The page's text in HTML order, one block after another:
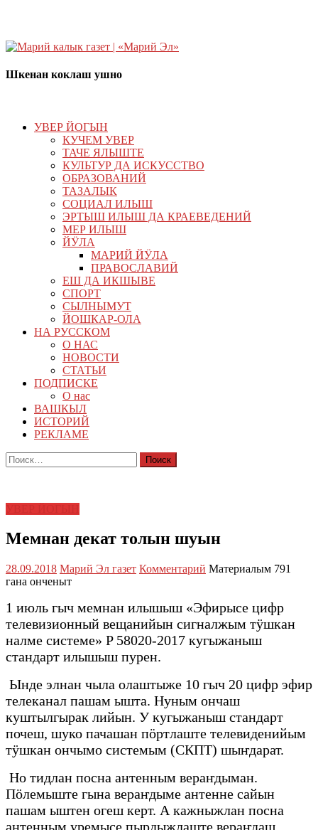
Шкенан коклаш ушно
УВЕР ЙОГЫН
КУЧЕМ УВЕР
ТАЧЕ ЯЛЫШТЕ
КУЛЬТУР ДА ИСКУССТВО
ОБРАЗОВАНИЙ
ТАЗАЛЫК
СОЦИАЛ ИЛЫШ
ЭРТЫШ ИЛЫШ ДА КРАЕВЕДЕНИЙ
МЕР ИЛЫШ
ЙӰЛА
МАРИЙ ЙӰЛА
ПРАВОСЛАВИЙ
ЕШ ДА ИКШЫВЕ
СПОРТ
СЫЛНЫМУТ
ЙОШКАР-ОЛА
НА РУССКОМ
О НАС
НОВОСТИ
СТАТЬИ
ПОДПИСКЕ
О нас
ВАШКЫЛ
ИСТОРИЙ
РЕКЛАМЕ
Найти:
Мемнан декат толын шуын
28.09.2018 Марий Эл газет Комментарий Материалым 791
гана онченыт
1 июль гыч мемнан илышыш «Эфирысе цифр
телевизионный вещанийын сигналжым тӱшкан
налме системе» P 58020-2017 кугыжаныш
стандарт илышыш пурен.
Ынде элнан чыла олаштыже 10 гыч 20 цифр эфир
телеканал пашам ышта. Нуным ончаш
куштылгырак лийын. У кугыжаныш стандарт
почеш, шуко пачашан пӧртлаште телевиденийым
тӱшкан ончымо системым (СКПТ) шыҥдарат.
Но тидлан посна антенным вераҥдыман.
Пӧлемыште гына вераҥдыме антенне сайын
пашам ыштен огеш керт. А кажныжлан посна
антенным уремысе пырдыжлаште вераҥдаш